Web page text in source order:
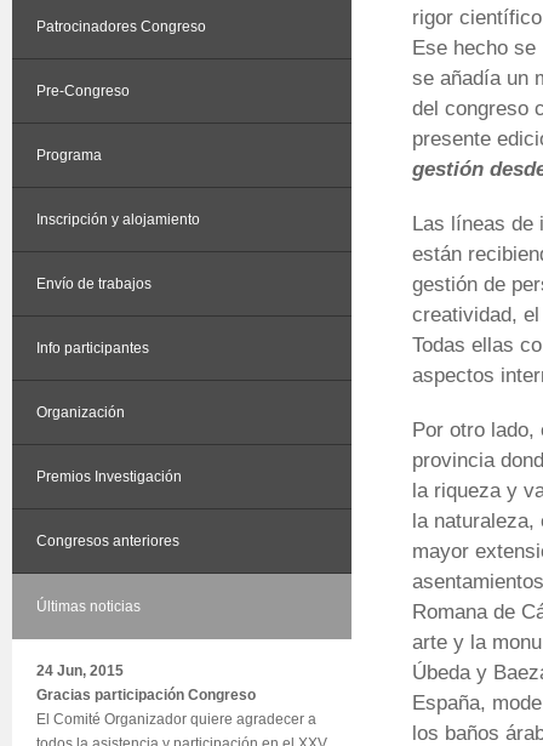
Patrocinadores Congreso
Pre-Congreso
Programa
Inscripción y alojamiento
Envío de trabajos
Info participantes
Organización
Premios Investigación
Congresos anteriores
Últimas noticias
24 Jun, 2015
Gracias participación Congreso
El Comité Organizador quiere agradecer a
rigor
Ese hecho
se añadía un
del congreso
presente
gestión
Las líneas de
están
gestión de
creatividad,
Todas ellas
aspectos
Por otro lado,
provincia
la riqueza y
la naturaleza,
mayor
Romana de
arte y la
Úbeda y
España,
los baños